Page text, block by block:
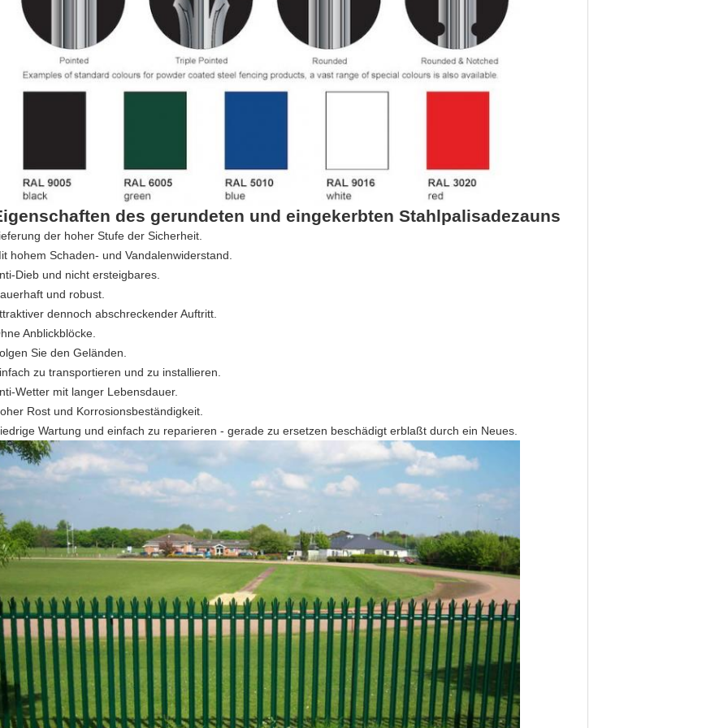
des gerundeten und eingekerbten Stahlpalisadezauns
der hoher Stufe der Sicherheit.
hohem Schaden- und Vandalenwiderstand.
Dieb und nicht ersteigbares.
und robust.
dennoch abschreckender Auftritt.
Anblickblöcke.
Sie den Geländen.
zu transportieren und zu installieren.
Wetter mit langer Lebensdauer.
Rost und Korrosionsbeständigkeit.
Wartung und einfach zu reparieren - gerade zu ersetzen beschädigt erblaßt durch ein Neues.